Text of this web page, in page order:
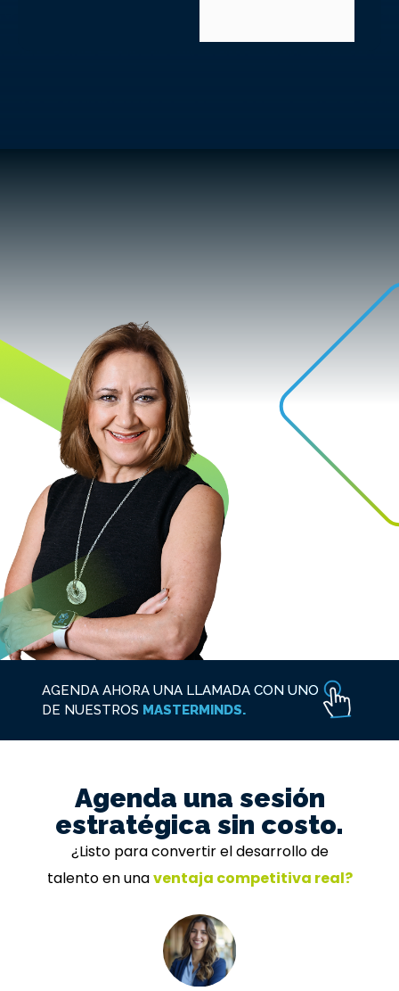
AGENDA AHORA UNA LLAMADA CON UNO
DE NUESTROS MASTERMINDS.
Agenda una sesión
estratégica sin costo.
¿Listo para convertir el desarrollo de
talento en unaventaja competitiva real?